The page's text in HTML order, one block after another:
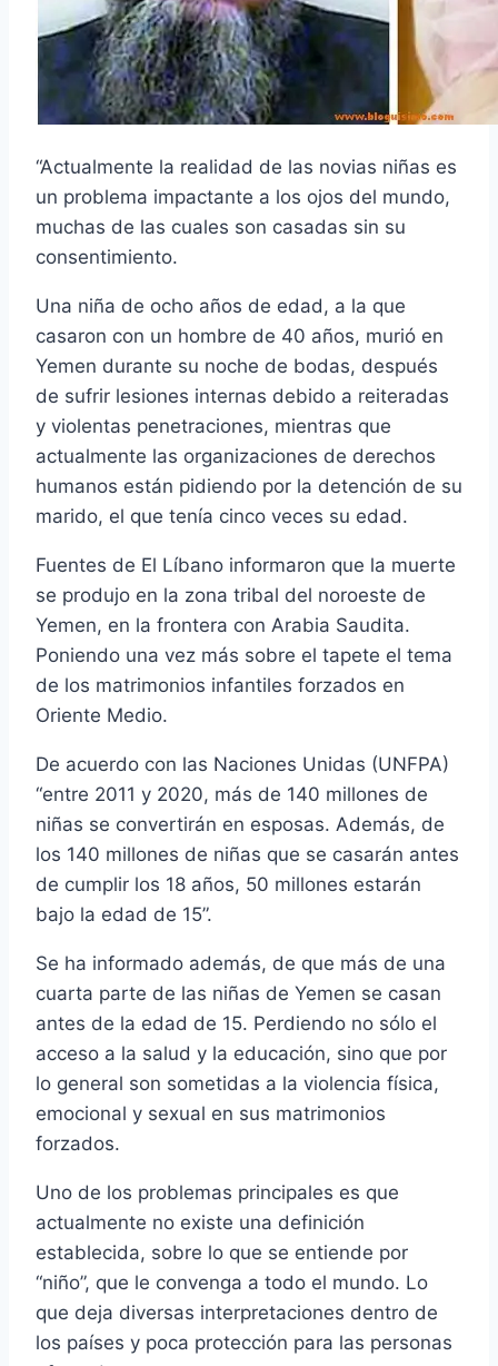
“Actualmente la realidad de las novias niñas es
un problema impactante a los ojos del mundo,
muchas de las cuales son casadas sin su
consentimiento.
Una niña de ocho años de edad, a la que
casaron con un hombre de 40 años, murió en
Yemen durante su noche de bodas, después
de sufrir lesiones internas debido a reiteradas
y violentas penetraciones, mientras que
actualmente las organizaciones de derechos
humanos están pidiendo por la detención de su
marido, el que tenía cinco veces su edad.
Fuentes de El Líbano informaron que la muerte
se produjo en la zona tribal del noroeste de
Yemen, en la frontera con Arabia Saudita.
Poniendo una vez más sobre el tapete el tema
de los matrimonios infantiles forzados en
Oriente Medio.
De acuerdo con las Naciones Unidas (UNFPA)
“entre 2011 y 2020, más de 140 millones de
niñas se convertirán en esposas. Además, de
los 140 millones de niñas que se casarán antes
de cumplir los 18 años, 50 millones estarán
bajo la edad de 15”.
Se ha informado además, de que más de una
cuarta parte de las niñas de Yemen se casan
antes de la edad de 15. Perdiendo no sólo el
acceso a la salud y la educación, sino que por
lo general son sometidas a la violencia física,
emocional y sexual en sus matrimonios
forzados.
Uno de los problemas principales es que
actualmente no existe una definición
establecida, sobre lo que se entiende por
“niño”, que le convenga a todo el mundo. Lo
que deja diversas interpretaciones dentro de
los países y poca protección para las personas